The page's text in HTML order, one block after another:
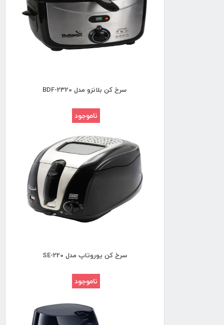
سرخ کن بلانزو مدل BDF-2320
ناموجود
سرخ کن یوروتاپ مدل SE-220
ناموجود